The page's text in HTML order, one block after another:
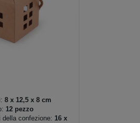
8 x 12,5 x 8 cm
12 pezzo
della confezione: 16 x